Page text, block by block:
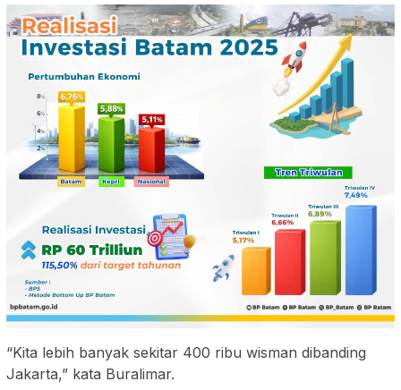
“Kita lebih banyak sekitar 400 ribu wisman dibanding
Jakarta,” kata Buralimar.